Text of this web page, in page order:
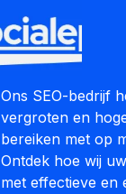
Ons SEO-bedrijf
vergroten en
bereiken met op
Ontdek hoe wij
met effectieve en